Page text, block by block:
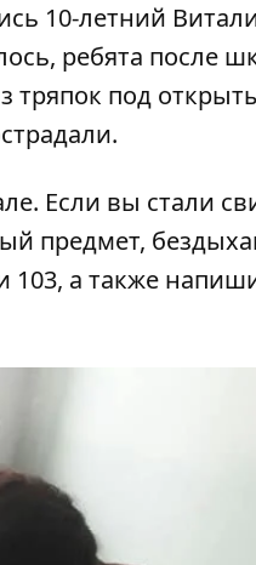
10-летний
ребята после
тряпок под
. Если вы стали
предмет,
103, а также